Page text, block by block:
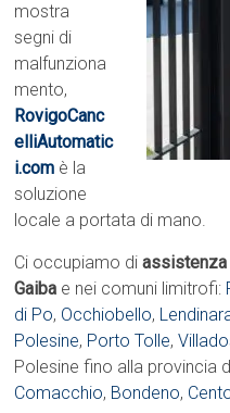
mostra
segni di
malfunziona
mento,
RovigoCanc
elliAutomatic
i.com è la
soluzione
locale a portata di mano.
Ci occupiamo diassistenza
Gaiba e nei comuni limitrofi:
di Po, Occhiobello,
Polesine, Porto Tolle,
Polesine fino alla provincia
Comacchio, Bondeno,